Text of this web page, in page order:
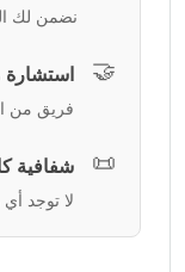
نضمن لك
🤝 استشارة
فريق من
📜 شفافية
لا توجد